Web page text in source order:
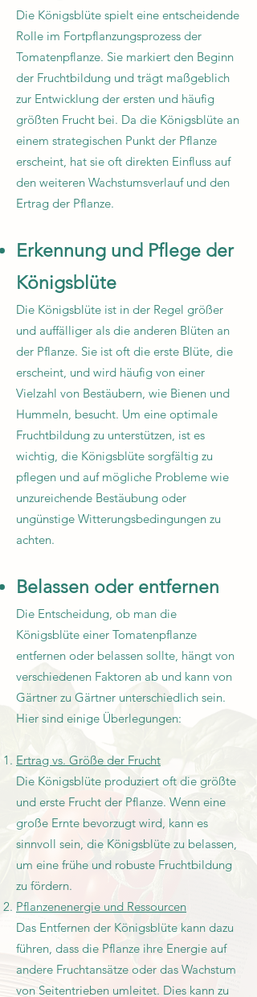
Die Königsblüte spielt eine entscheidende
Rolle im Fortpflanzungsprozess der
Tomatenpflanze. Sie markiert den Beginn
der Fruchtbildung und trägt maßgeblich
zur Entwicklung der ersten und häufig
größten Frucht bei. Da die Königsblüte an
einem strategischen Punkt der Pflanze
erscheint, hat sie oft direkten Einfluss auf
den weiteren Wachstumsverlauf und den
Ertrag der Pflanze.
Erkennung und Pflege der
Königsblüte
Die Königsblüte ist in der Regel größer
und auffälliger als die anderen Blüten an
der Pflanze. Sie ist oft die erste Blüte, die
erscheint, und wird häufig von einer
Vielzahl von Bestäubern, wie Bienen und
Hummeln, besucht. Um eine optimale
Fruchtbildung zu unterstützen, ist es
wichtig, die Königsblüte sorgfältig zu
pflegen und auf mögliche Probleme wie
unzureichende Bestäubung oder
ungünstige Witterungsbedingungen zu
achten.
Belassen oder entfernen
Die Entscheidung, ob man die
Königsblüte einer Tomatenpflanze
entfernen oder belassen sollte, hängt von
verschiedenen Faktoren ab und kann von
Gärtner zu Gärtner unterschiedlich sein.
Hier sind einige Überlegungen:
Ertrag vs. Größe der Frucht
Die Königsblüte produziert oft die größte
und erste Frucht der Pflanze. Wenn eine
große Ernte bevorzugt wird, kann es
sinnvoll sein, die Königsblüte zu belassen,
um eine frühe und robuste Fruchtbildung
zu fördern.
Pflanzenenergie und Ressourcen
Das Entfernen der Königsblüte kann dazu
führen, dass die Pflanze ihre Energie auf
andere Fruchtansätze oder das Wachstum
von Seitentrieben umleitet. Dies kann zu